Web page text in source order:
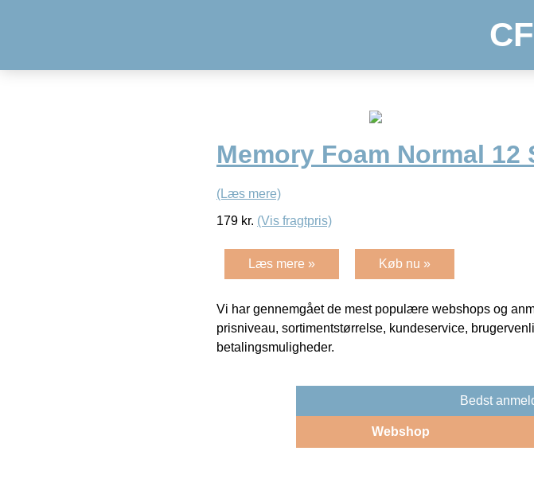
Memory Foam Normal 12
(Læs mere)
179 kr. (Vis fragtpris)
Læs mere » Køb nu »
Vi har gennemgået de mest populære webshops og
prisniveau, sortimentstørrelse, kundeservice,
betalingsmuligheder.
Bedst
Webshop